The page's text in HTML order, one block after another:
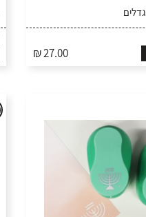
₪ 27.00